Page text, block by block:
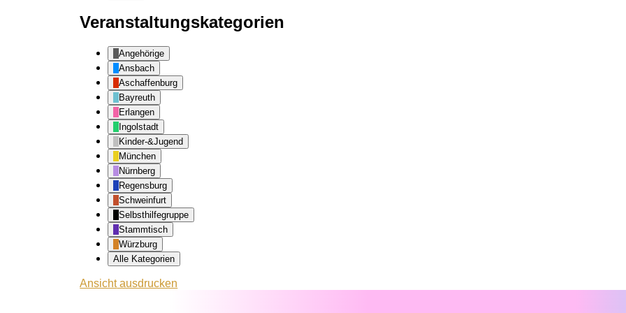
Veranstaltungskategorien
Angehörige
Ansbach
Aschaffenburg
Bayreuth
Erlangen
Ingolstadt
Kinder-&Jugend
München
Nürnberg
Regensburg
Schweinfurt
Selbsthilfegruppe
Stammtisch
Würzburg
Alle Kategorien
Ansichtausdrucken